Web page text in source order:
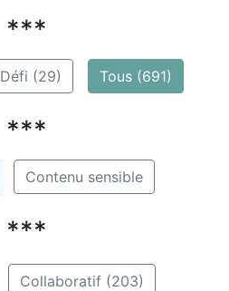
***
Défi (29) Tous (691)
***
Contenu sensible
***
Collaboratif (203)